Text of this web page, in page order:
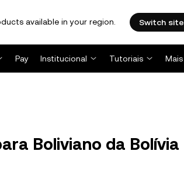
available in your region. Switch site
Pay Institucional Tutoriais Mais
Boliviano da Bolívia